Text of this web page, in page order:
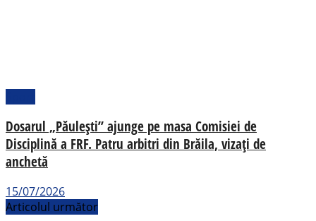
Dosarul „Păulești” ajunge pe masa Comisiei de
Disciplină a FRF. Patru arbitri din Brăila, vizați de
anchetă
15/07/2026
Articolul următor